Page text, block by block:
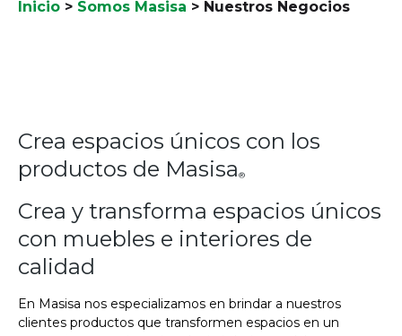
Inicio > Somos Masisa > Nuestros Negocios
Crea espacios únicos con los
productos de Masisa®
Crea y transforma espacios únicos
con muebles e interiores de
calidad
En Masisa nos especializamos en brindar a nuestros
clientes productos que transformen espacios en un